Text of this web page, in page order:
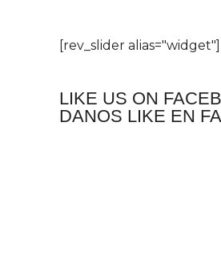
[rev_slider alias="widget"]
LIKE US ON
DANOS LIKE EN